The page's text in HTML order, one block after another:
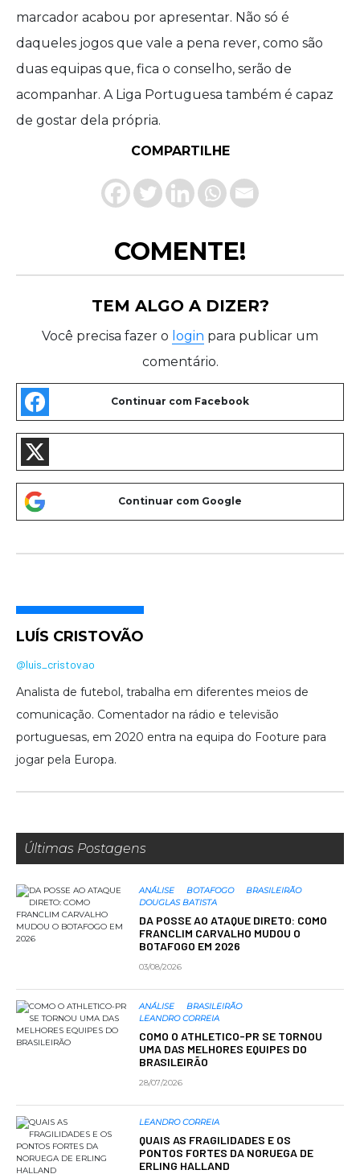
marcador acabou por apresentar. Não só é
daqueles jogos que vale a pena rever, como são
duas equipas que, fica o conselho, serão de
acompanhar. A Liga Portuguesa também é capaz
de gostar dela própria.
COMPARTILHE
COMENTE!
TEM ALGO A DIZER?
Você precisa fazer o login para publicar um
comentário.
LUÍS CRISTOVÃO
@luis_cristovao
Analista de futebol, trabalha em diferentes meios de
comunicação. Comentador na rádio e televisão
portuguesas, em 2020 entra na equipa do Footure para
jogar pela Europa.
Últimas Postagens
ANÁLISE BOTAFOGO
BRASILEIRÃO
DOUGLAS BATISTA
DA POSSE AO ATAQUE DIRETO: COMO
FRANCLIM CARVALHO MUDOU O
BOTAFOGO EM 2026
03/08/2026
ANÁLISE
BRASILEIRÃO
LEANDRO CORREIA
COMO O ATHLETICO-PR SE TORNOU
UMA DAS MELHORES EQUIPES DO
BRASILEIRÃO
28/07/2026
LEANDRO CORREIA
QUAIS AS FRAGILIDADES E OS
PONTOS FORTES DA NORUEGA DE
ERLING HALLAND